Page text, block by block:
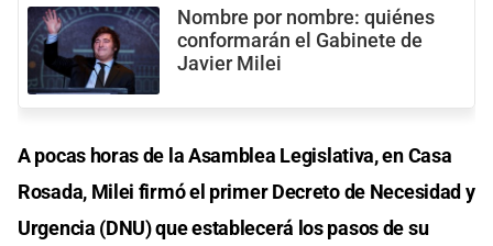
Nombre por nombre: quiénes
conformarán el Gabinete de
Javier Milei
A pocas horas de la Asamblea Legislativa, en Casa
Rosada, Milei firmó el primer Decreto de Necesidad y
Urgencia (DNU) que establecerá los pasos de su